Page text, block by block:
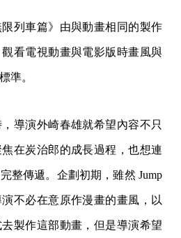
限列車篇》由與動畫相同的製作
看電視動畫與電影版時畫風與
準。
導演外崎春雄就希望內容不只
在炭治郎的成長過程，也想連
整傳遞。企劃初期，雖然 Jump
不必在意原作漫畫的畫風，以
製作這部動畫，但是導演希望